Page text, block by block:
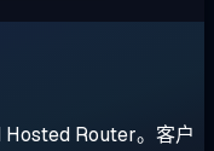
Hosted Router。客户